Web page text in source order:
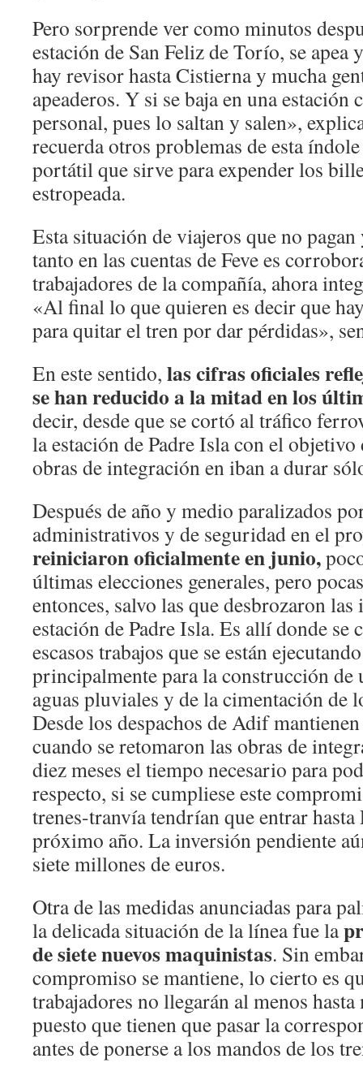
Pero sorprende ver como minutos
estación de San Feliz de Torío, se apea
hay revisor hasta Cistierna y mucha
apeaderos. Y si se baja en una
personal, pues lo saltan y salen»,
recuerda otros problemas de esta
portátil que sirve para expender los
estropeada.
Esta situación de viajeros que no
tanto en las cuentas de Feve es
trabajadores de la compañía, ahora
«Al final lo que quieren es decir que
para quitar el tren por dar pérdidas»,
En este sentido, las cifras oficiales
se han reducido a la mitad en los
decir, desde que se cortó al tráfico
la estación de Padre Isla con el objetivo
obras de integración en iban a durar
Después de año y medio paralizados
administrativos y de seguridad en el
reiniciaron oficialmente en junio,
últimas elecciones generales, pero
entonces, salvo las que desbrozaron
estación de Padre Isla. Es allí donde se
escasos trabajos que se están
principalmente para la construcción de
aguas pluviales y de la cimentación de
Desde los despachos de Adif
cuando se retomaron las obras de
diez meses el tiempo necesario para
respecto, si se cumpliese este
trenes-tranvía tendrían que entrar
próximo año. La inversión pendiente
siete millones de euros.
Otra de las medidas anunciadas para
la delicada situación de la línea fue la
de siete nuevos maquinistas. Sin
compromiso se mantiene, lo cierto es
trabajadores no llegarán al menos
puesto que tienen que pasar la
antes de ponerse a los mandos de los